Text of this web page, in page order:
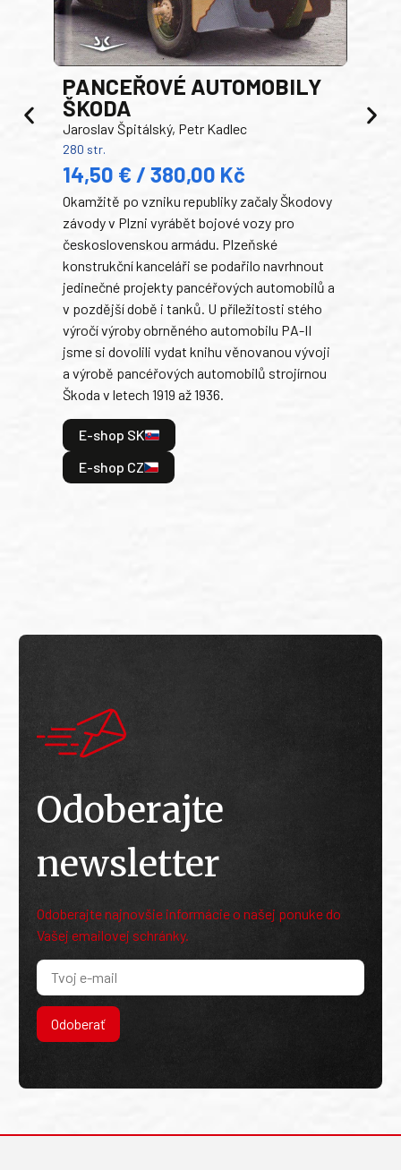
PANCEŘOVÉ AUTOMOBILY
ŠKODA
Jaroslav Špitálský, Petr Kadlec
280 str.
14,50 € / 380,00 Kč
Okamžitě po vzniku republiky začaly Škodovy
závody v Plzni vyrábět bojové vozy pro
československou armádu. Plzeňské
konstrukční kanceláři se podařilo navrhnout
jedinečné projekty pancéřových automobilů a
v pozdější době i tanků. U příležitosti stého
výročí výroby obrněného automobilu PA-II
jsme si dovolili vydat knihu věnovanou vývoji
a výrobě pancéřových automobilů strojírnou
Škoda v letech 1919 až 1936.
E-shop SK
E-shop CZ
Odoberajte
newsletter
Odoberajte najnovšie informácie o našej ponuke do
Vašej emailovej schránky.
Odoberať